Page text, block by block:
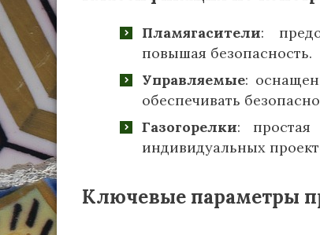
Пламягасители:
повышая безопасность.
Управляемые:
обеспечивать
Газогорелки: простая
индивидуальных
Ключевые параметры